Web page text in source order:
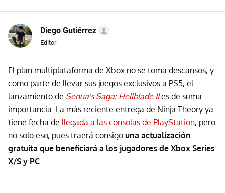
Diego Gutiérrez
Editor
El plan multiplataforma de Xbox no se toma descansos, y
como parte de llevar sus juegos exclusivos a PS5, el
lanzamiento de Senua's Saga: Hellblade IIes de suma
importancia. La más reciente entrega de Ninja Theory ya
tiene fecha de llegada a las consolas de PlayStation, pero
no solo eso, pues traerá consigo una actualización
gratuita que beneficiará a los jugadores de Xbox Series
X/S y PC.